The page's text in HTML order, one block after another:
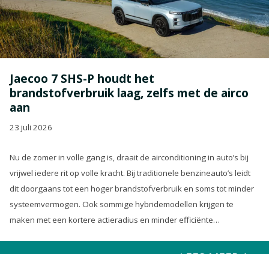
Jaecoo 7 SHS-P houdt het
brandstofverbruik laag, zelfs met de airco
aan
23 juli 2026
Nu de zomer in volle gang is, draait de airconditioning in auto’s bij
vrijwel iedere rit op volle kracht. Bij traditionele benzineauto’s leidt
dit doorgaans tot een hoger brandstofverbruik en soms tot minder
systeemvermogen. Ook sommige hybridemodellen krijgen te
maken met een kortere actieradius en minder efficiënte